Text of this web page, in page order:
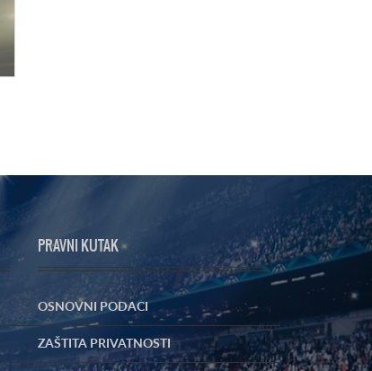
PRAVNI KUTAK
OSNOVNI PODACI
ZAŠTITA PRIVATNOSTI